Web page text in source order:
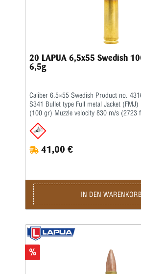
20 LAPUA 6,5x55 Swedish
6,5g
Caliber 6.5×55 Swedish Product no. 4316033 Bullet Code
S341 Bullet type Full metal Jacket (FMJ) Bullet weight 6.5 g
(100 gr) Muzzle velocity 830 m/s (2723 fps) Purpose
41,00 €
IN DEN WARENKORB
%